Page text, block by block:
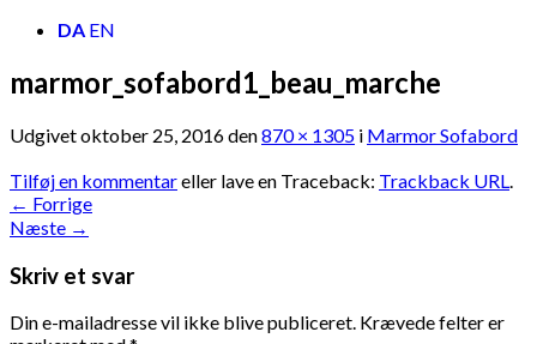
DA EN
marmor_sofabord1_beau_marche
Udgivetoktober 25, 2016den870 × 1305 i Marmor Sofabord
Tilføj en kommentareller lave en Traceback: Trackback URL.
← Forrige
Næste →
Skriv et svar
Din e-mailadresse vil ikke blive publiceret. Krævede felter er